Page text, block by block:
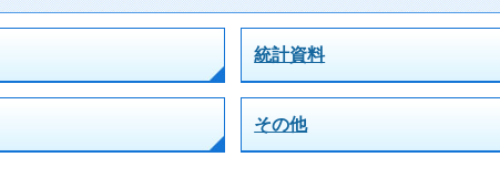
統計資料
その他